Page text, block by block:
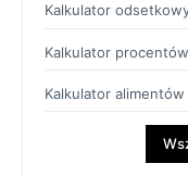
Kalkulator
Kalkulator
Kalkulator